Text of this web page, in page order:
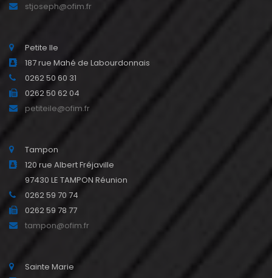
stjoseph@ofim.fr
Petite Ile
187 rue Mahé de Labourdonnais
0262 50 60 31
0262 50 62 04
petiteile@ofim.fr
Tampon
120 rue Albert Fréjaville
97430 LE TAMPON Réunion
0262 59 70 74
0262 59 78 77
tampon@ofim.fr
Sainte Marie